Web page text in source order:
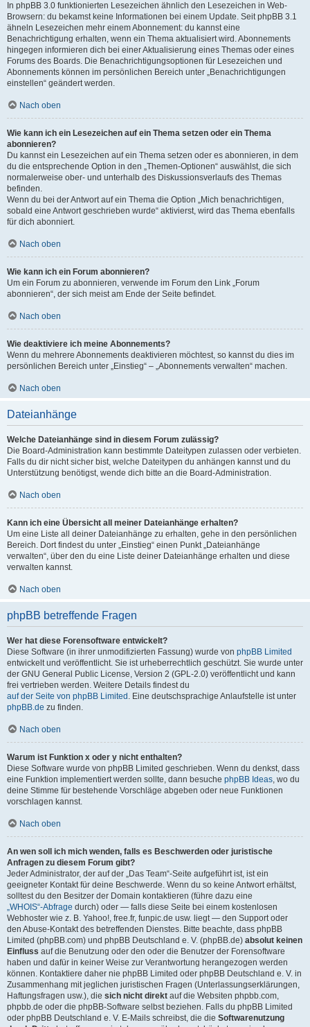
In phpBB 3.0 funktionierten Lesezeichen ähnlich den Lesezeichen in Web-
Browsern: du bekamst keine Informationen bei einem Update. Seit phpBB 3.1
ähneln Lesezeichen mehr einem Abonnement: du kannst eine
Benachrichtigung erhalten, wenn ein Thema aktualisiert wird. Abonnements
hingegen informieren dich bei einer Aktualisierung eines Themas oder eines
Forums des Boards. Die Benachrichtigungsoptionen für Lesezeichen und
Abonnements können im persönlichen Bereich unter „Benachrichtigungen
einstellen“ geändert werden.
Nach oben
Wie kann ich ein Lesezeichen auf ein Thema setzen oder ein Thema
abonnieren?
Du kannst ein Lesezeichen auf ein Thema setzen oder es abonnieren, in dem
du die entsprechende Option in den „Themen-Optionen“ auswählst, die sich
normalerweise ober- und unterhalb des Diskussionsverlaufs des Themas
befinden.
Wenn du bei der Antwort auf ein Thema die Option „Mich benachrichtigen,
sobald eine Antwort geschrieben wurde“ aktivierst, wird das Thema ebenfalls
für dich abonniert.
Nach oben
Wie kann ich ein Forum abonnieren?
Um ein Forum zu abonnieren, verwende im Forum den Link „Forum
abonnieren“, der sich meist am Ende der Seite befindet.
Nach oben
Wie deaktiviere ich meine Abonnements?
Wenn du mehrere Abonnements deaktivieren möchtest, so kannst du dies im
persönlichen Bereich unter „Einstieg“ – „Abonnements verwalten“ machen.
Nach oben
Dateianhänge
Welche Dateianhänge sind in diesem Forum zulässig?
Die Board-Administration kann bestimmte Dateitypen zulassen oder verbieten.
Falls du dir nicht sicher bist, welche Dateitypen du anhängen kannst und du
Unterstützung benötigst, wende dich bitte an die Board-Administration.
Nach oben
Kann ich eine Übersicht all meiner Dateianhänge erhalten?
Um eine Liste all deiner Dateianhänge zu erhalten, gehe in den persönlichen
Bereich. Dort findest du unter „Einstieg“ einen Punkt „Dateianhänge
verwalten“, über den du eine Liste deiner Dateianhänge erhalten und diese
verwalten kannst.
Nach oben
phpBB betreffende Fragen
Wer hat diese Forensoftware entwickelt?
Diese Software (in ihrer unmodifizierten Fassung) wurde von phpBB Limited
entwickelt und veröffentlicht. Sie ist urheberrechtlich geschützt. Sie wurde unter
der GNU General Public License, Version 2 (GPL-2.0) veröffentlicht und kann
frei vertrieben werden. Weitere Details findest du
auf der Seite von phpBB Limited . Eine deutschsprachige Anlaufstelle ist unter
phpBB.de zu finden.
Nach oben
Warum ist Funktion x oder y nicht enthalten?
Diese Software wurde von phpBB Limited geschrieben. Wenn du denkst, dass
eine Funktion implementiert werden sollte, dann besuche phpBB Ideas, wo du
deine Stimme für bestehende Vorschläge abgeben oder neue Funktionen
vorschlagen kannst.
Nach oben
An wen soll ich mich wenden, falls es Beschwerden oder juristische
Anfragen zu diesem Forum gibt?
Jeder Administrator, der auf der „Das Team“-Seite aufgeführt ist, ist ein
geeigneter Kontakt für deine Beschwerde. Wenn du so keine Antwort erhältst,
solltest du den Besitzer der Domain kontaktieren (führe dazu eine
„WHOIS“-Abfrage durch) oder — falls diese Seite bei einem kostenlosen
Webhoster wie z. B. Yahoo!, free.fr, funpic.de usw. liegt — den Support oder
den Abuse-Kontakt des betreffenden Dienstes. Bitte beachte, dass phpBB
Limited (phpBB.com) und phpBB Deutschland e. V. (phpBB.de) absolut keinen
Einfluss auf die Benutzung oder den oder die Benutzer der Forensoftware
haben und dafür in keiner Weise zur Verantwortung herangezogen werden
können. Kontaktiere daher nie phpBB Limited oder phpBB Deutschland e. V. in
Zusammenhang mit jeglichen juristischen Fragen (Unterlassungserklärungen,
Haftungsfragen usw.), die sich nicht direkt auf die Websiten phpbb.com,
phpbb.de oder die phpBB-Software selbst beziehen. Falls du phpBB Limited
oder phpBB Deutschland e. V. E-Mails schreibst, die die Softwarenutzung